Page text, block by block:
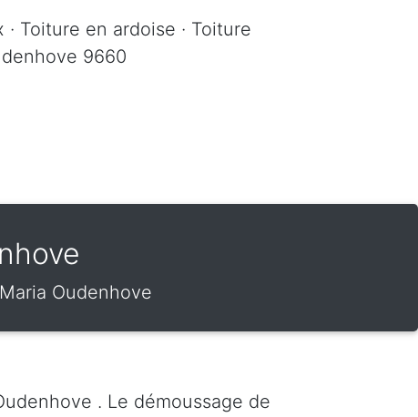
Toiture en ardoise · Toiture
9660
Oudenhove
. Le démoussage de